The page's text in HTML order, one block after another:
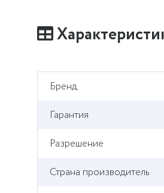
Бренд
Гарантия
Разрешение
Страна производитель